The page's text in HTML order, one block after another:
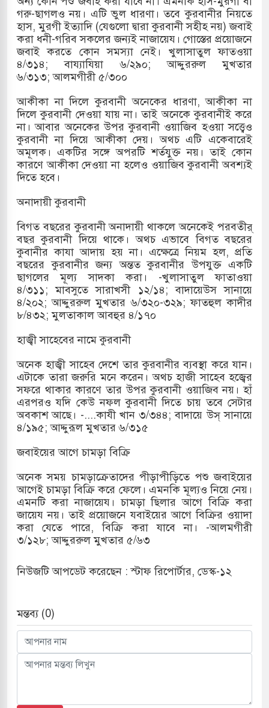
গরু-ছাগলও নয়। এটি ভুল ধারণা। তবে কুরবানীর নিয়তে
হাস, মুরগী ইত্যাদি (যেগুলো দ্বারা কুরবানী সহীহ নয়) জবাই
করা ধনী-গরিব সকলের জন্যই নাজায়েয। গোস্তের প্রয়োজনে
জবাই করতে কোন সমস্যা নেই। খুলাসাতুল ফাতওয়া
৪/৩১৪; বায্যাযিয়া ৬/২৯০; আদ্দুররুল মুখতার
৬/৩১৩; আলমগীরী ৫/৩০০
আকীকা না দিলে কুরবানী অনেকের ধারণা, আকীকা না
দিলে কুরবানী দেওয়া যায় না। তাই অনেকে কুরবানীই করে
না। আবার অনেকের উপর কুরবানী ওয়াজিব হওয়া সত্ত্বেও
কুরবানী না দিয়ে আকীকা দেয়। অথচ এটি একেবারেই
অমূলক। একটির সঙ্গে অপরটি শর্তযুক্ত নয়। তাই কোন
কারণে আকীকা দেওয়া না হলেও ওয়াজিব কুরবানী অবশ্যই
দিতে হবে।
অনাদায়ী কুরবানী
বিগত বছরের কুরবানী অনাদায়ী থাকলে অনেকেই পরবতীর্
বছর কুরবানী দিয়ে থাকে। অথচ এভাবে বিগত বছরের
কুবানীর কাযা আদায় হয় না। এক্ষেত্রে নিয়ম হল, প্রতি
বছরের কুরবানীর জন্য অন্তত কুরবানীর উপযুক্ত একটি
ছাগলের মূল্য সাদকা করা। -খুলাসাতুল ফাতাওয়া
৪/৩১১; মাবসুতে সারাখসী ১২/১৪; বাদায়েউস সানায়ে
৪/২০২; আদ্দুররুল মুখতার ৬/৩২০-৩২৯; ফাতহুল কাদীর
৮/৪৩২; মুলতাকাল আবহুর ৪/১৭০
হাজ্বী সাহেবের নামে কুরবানী
অনেক হাজ্বী সাহেব দেশে তার কুরবানীর ব্যবস্থা করে যান।
এটাকে তারা জরুরি মনে করেন। অথচ হাজী সাহেব হজ্বের
সফরে থাকার কারণে তার উপর কুরবানী ওয়াজিব নয়। হাঁ
এরপরও যদি কেউ নফল কুরবানী দিতে চায় তবে সেটার
অবকাশ আছে। -....কাযী খান ৩/৩৪৪; বাদায়ে উস্ সানায়ে
৪/১৯৫; আদ্দুরূল মুখতার ৬/৩১৫
জবাইয়ের আগে চামড়া বিক্রি
অনেক সময় চামড়াক্রেতাদের পীড়াপীড়িতে পশু জবাইয়ের
আগেই চামড়া বিক্রি করে ফেলে। এমনকি মূল্যও নিয়ে নেয়।
এমনটি করা নাজায়েয। চামড়া ছিলার আগে বিক্রি করা
জায়েয নয়। তাই প্রয়োজনে যবাইয়ের আগে বিক্রির ওয়াদা
করা যেতে পারে, বিক্রি করা যাবে না। -আলমগীরী
৩/১২৮; আদ্দুররুল মুখতার ৫/৬৩
নিউজটি আপডেট করেছেন : স্টাফ রিপোর্টার, ডেস্ক-১২
মন্তব্য (0)